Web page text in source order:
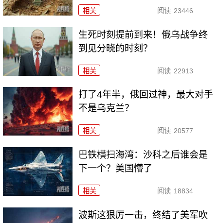
相关 阅读 23446
生死时刻提前到来！俄乌战争终
到见分晓的时刻？
相关 阅读 22913
打了4年半，俄回过神，最大对手
不是乌克兰？
相关 阅读 20577
巴铁横扫海湾：沙科之后谁会是
下一个？美国懵了
相关 阅读 18834
波斯这狠厉一击，终结了美军吹